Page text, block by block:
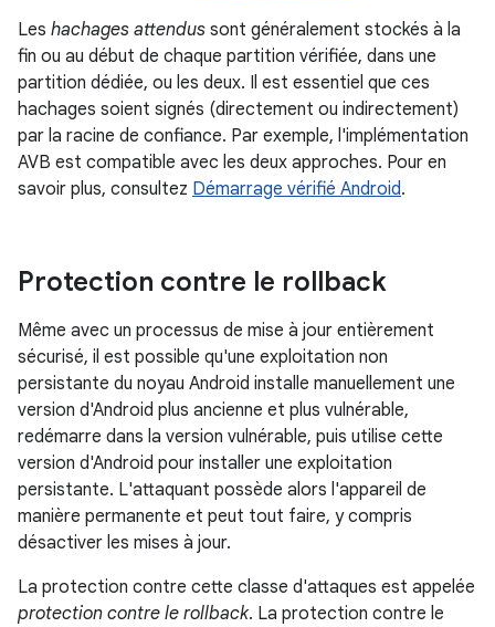
Les hachages attendus sont généralement stockés à la
fin ou au début de chaque partition vérifiée, dans une
partition dédiée, ou les deux. Il est essentiel que ces
hachages soient signés (directement ou indirectement)
par la racine de confiance. Par exemple, l'implémentation
AVB est compatible avec les deux approches. Pour en
savoir plus, consultez Démarrage vérifié Android.
Protection contre le rollback
Même avec un processus de mise à jour entièrement
sécurisé, il est possible qu'une exploitation non
persistante du noyau Android installe manuellement une
version d'Android plus ancienne et plus vulnérable,
redémarre dans la version vulnérable, puis utilise cette
version d'Android pour installer une exploitation
persistante. L'attaquant possède alors l'appareil de
manière permanente et peut tout faire, y compris
désactiver les mises à jour.
La protection contre cette classe d'attaques est appelée
protection contre le rollback. La protection contre le